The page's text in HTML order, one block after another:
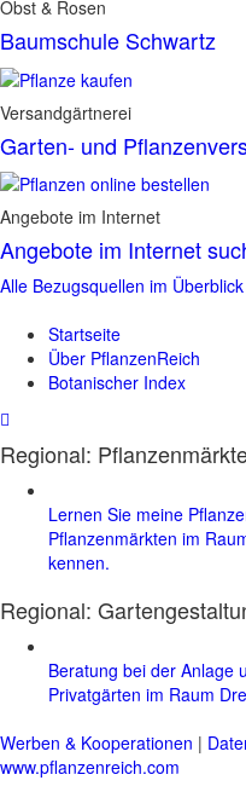
Obst & Rosen
Baumschule Schwartz
Versandgärtnerei
Garten- und
Angebote im Internet
Angebote im Internet
Alle Bezugsquellen im Überblick
Startseite
Über PflanzenReich
Botanischer Index
Regional:
Lernen Sie meine
Pflanzenmärkten im
kennen.
Regional:
Beratung bei der Anlage
Privatgärten im Raum
Werben & Kooperationen |
www.pflanzenreich.com